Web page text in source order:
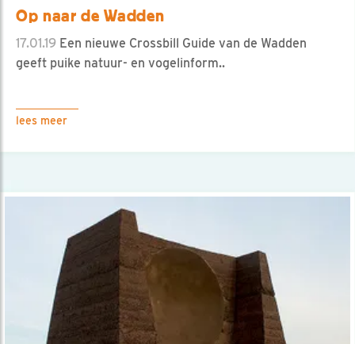
Op naar de Wadden
17.01.19 Een nieuwe Crossbill Guide van de Wadden
geeft puike natuur- en vogelinform..
lees meer